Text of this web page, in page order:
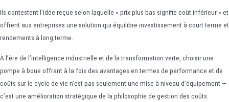
Ils contestent l’idée reçue selon laquelle « prix plus bas signifie coût inférieur » et
offrent aux entreprises une solution qui équilibre investissement à court terme et
rendements à long terme.
À l’ère de l’intelligence industrielle et de la transformation verte, choisir une
pompe à boue offrant à la fois des avantages en termes de performance et de
coûts sur le cycle de vie n’est pas seulement une mise à niveau d’équipement —
c’est une amélioration stratégique de la philosophie de gestion des coûts.